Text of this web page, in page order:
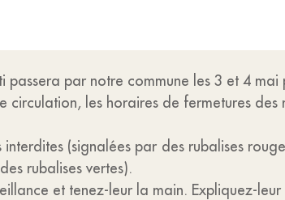
passera par notre commune les 3 et 4 mai
circulation, les horaires de fermetures
(signalées par des rubalises
rubalises vertes).
et tenez-leur la main. Expliquez-